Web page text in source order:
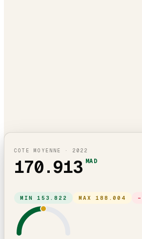
COTE MOYENNE · 2022
170.913 MAD
MIN153.822 MAX188.004 −